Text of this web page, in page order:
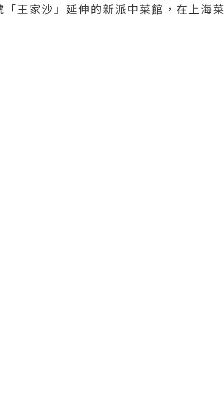
「王家沙」延伸的新派中菜館，在上海菜